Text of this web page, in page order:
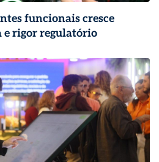
funcionais cresce
e rigor regulatório